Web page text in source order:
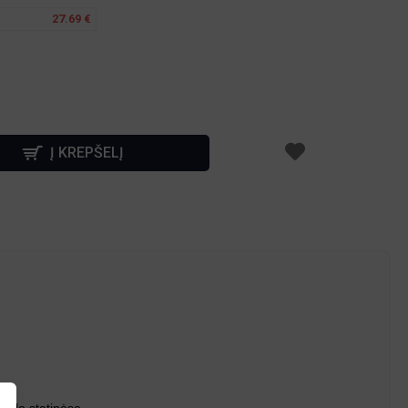
27.69 €
Į KREPŠELĮ